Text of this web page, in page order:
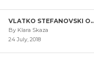
VLATKO STEFANOVSKI O..
By Klara Skaza
24 July, 2018